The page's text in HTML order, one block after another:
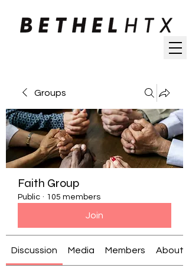
Groups
Faith Group
Public · 105 members
Join
Discussion Media Members About